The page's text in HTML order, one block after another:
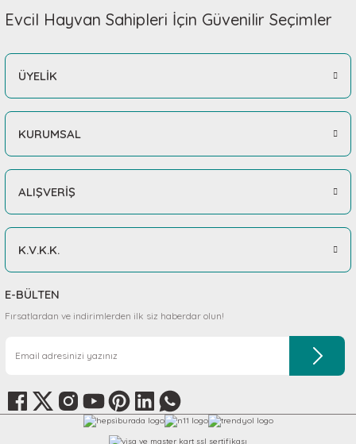
Evcil Hayvan Sahipleri İçin Güvenilir Seçimler
ÜYELİK
KURUMSAL
ALIŞVERİŞ
K.V.K.K.
E-BÜLTEN
Fırsatlardan ve indirimlerden ilk siz haberdar olun!